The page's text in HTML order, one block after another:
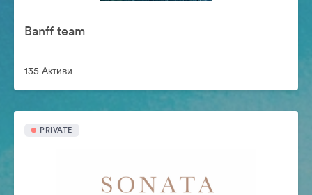
Banff team
135 Активи
PRIVATE